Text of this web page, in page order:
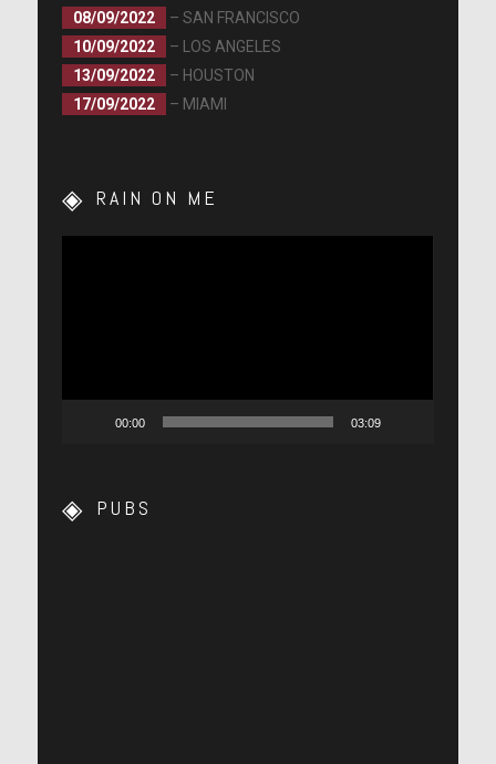
08/09/2022
– SAN FRANCISCO
10/09/2022
– LOS ANGELES
13/09/2022
– HOUSTON
17/09/2022
– MIAMI
RAIN ON ME
00:00 03:09
PUBS